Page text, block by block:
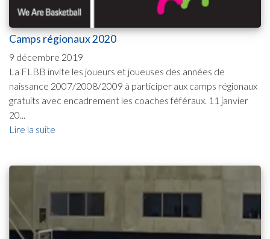
Camps régionaux 2020
9 décembre 2019
La FLBB invite les joueurs et joueuses des années de
naissance 2007/2008/2009 à participer aux camps régionaux
gratuits avec encadrement les coaches féféraux. 11 janvier
20...
Lire la suite